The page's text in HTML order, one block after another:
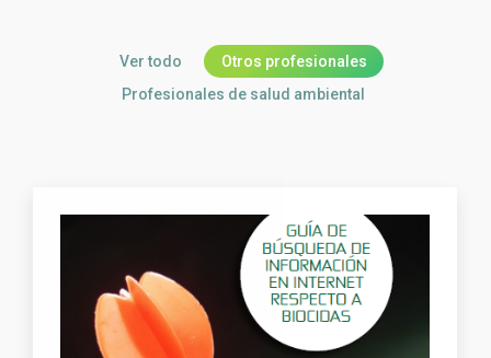
Ver todo
Otros profesionales
Profesionales de salud ambiental